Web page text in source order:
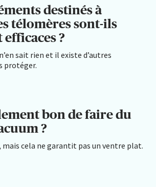
destinés à
télomères sont-ils
?
sait rien et il existe d’autres
protéger.
bon de faire du
?
mais cela ne garantit pas un ventre plat.